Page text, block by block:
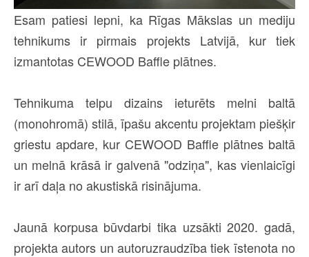
Esam patiesi lepni, ka Rīgas Mākslas un mediju
tehnikums ir pirmais projekts Latvijā, kur tiek
izmantotas CEWOOD Baffle plātnes.
Tehnikuma telpu dizains ieturēts melni baltā
(monohromā) stilā, īpašu akcentu projektam piešķir
griestu apdare, kur CEWOOD Baffle plātnes baltā
un melnā krāsā ir galvenā "odziņa", kas vienlaicīgi
ir arī daļa no akustiskā risinājuma.
Jaunā korpusa būvdarbi tika uzsākti 2020. gadā,
projekta autors un autoruzraudzība tiek īstenota no